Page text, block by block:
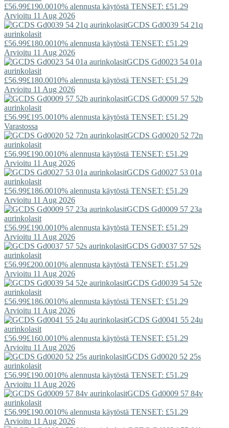
£56.99£190.0010% alennusta käytöstä TENSET: £51.29
Arvioitu 11 Aug 2026
GCDS Gd0039 54 21q
aurinkolasit
£56.99£180.0010% alennusta käytöstä TENSET: £51.29
Arvioitu 11 Aug 2026
GCDS Gd0023 54 01a
aurinkolasit
£56.99£180.0010% alennusta käytöstä TENSET: £51.29
Arvioitu 11 Aug 2026
GCDS Gd0009 57 52b
aurinkolasit
£56.99£195.0010% alennusta käytöstä TENSET: £51.29
Varastossa
GCDS Gd0020 52 72n
aurinkolasit
£56.99£190.0010% alennusta käytöstä TENSET: £51.29
Arvioitu 11 Aug 2026
GCDS Gd0027 53 01a
aurinkolasit
£56.99£186.0010% alennusta käytöstä TENSET: £51.29
Arvioitu 11 Aug 2026
GCDS Gd0009 57 23a
aurinkolasit
£56.99£190.0010% alennusta käytöstä TENSET: £51.29
Arvioitu 11 Aug 2026
GCDS Gd0037 57 52s
aurinkolasit
£56.99£200.0010% alennusta käytöstä TENSET: £51.29
Arvioitu 11 Aug 2026
GCDS Gd0039 54 52e
aurinkolasit
£56.99£186.0010% alennusta käytöstä TENSET: £51.29
Arvioitu 11 Aug 2026
GCDS Gd0041 55 24u
aurinkolasit
£56.99£160.0010% alennusta käytöstä TENSET: £51.29
Arvioitu 11 Aug 2026
GCDS Gd0020 52 25s
aurinkolasit
£56.99£190.0010% alennusta käytöstä TENSET: £51.29
Arvioitu 11 Aug 2026
GCDS Gd0009 57 84v
aurinkolasit
£56.99£190.0010% alennusta käytöstä TENSET: £51.29
Arvioitu 11 Aug 2026